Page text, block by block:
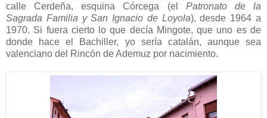
calle Cerdeña, esquina Córcega (el Patronato de la
Sagrada Familia y San Ignacio de Loyola), desde 1964 a
1970. Si fuera cierto lo que decía Mingote, que uno es de
donde hace el Bachiller, yo sería catalán, aunque sea
valenciano del Rincón de Ademuz por nacimiento.